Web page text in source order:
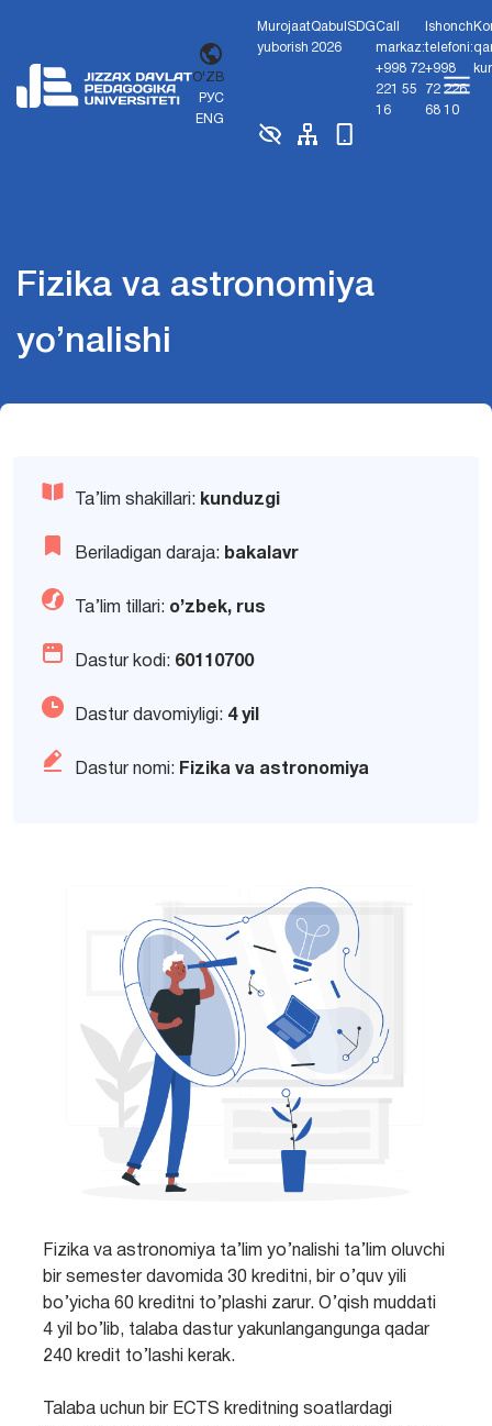
O'ZB
РУС
ENG
Murojaat
yuborish
Qabul
2026
SDGCall
markaz:
+998 72
221 55
16
Ishonch
telefoni:
+998
72 226
68 10
Fizika va astronomiya
yo’nalishi
Ta’lim shakillari: kunduzgi
Beriladigan daraja: bakalavr
Ta’lim tillari: o’zbek, rus
Dastur kodi: 60110700
Dastur davomiyligi: 4 yil
Dastur nomi: Fizika va astronomiya
Fizika va astronomiya ta’lim yo’nalishi ta’lim oluvchi
bir semester davomida 30 kreditni, bir o’quv yili
bo’yicha 60 kreditni to’plashi zarur. O’qish muddati
4 yil bo’lib, talaba dastur yakunlangangunga qadar
240 kredit to’lashi kerak.
Talaba uchun bir ECTS kreditning soatlardagi